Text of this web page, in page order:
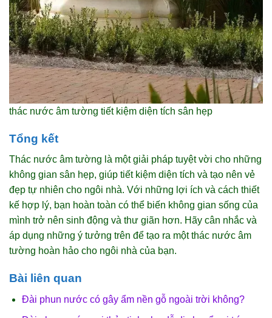
thác nước âm tường tiết kiệm diện tích sân hẹp
Tổng kết
Thác nước âm tường là một giải pháp tuyệt vời cho những
không gian sân hẹp, giúp tiết kiệm diện tích và tạo nên vẻ
đẹp tự nhiên cho ngôi nhà. Với những lợi ích và cách thiết
kế hợp lý, bạn hoàn toàn có thể biến không gian sống của
mình trở nên sinh động và thư giãn hơn. Hãy cân nhắc và
áp dụng những ý tưởng trên để tạo ra một thác nước âm
tường hoàn hảo cho ngôi nhà của bạn.
Bài liên quan
Đài phun nước có gây ẩm nền gỗ ngoài trời không?